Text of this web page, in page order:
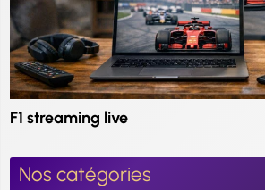
F1 streaming live
Nos catégories